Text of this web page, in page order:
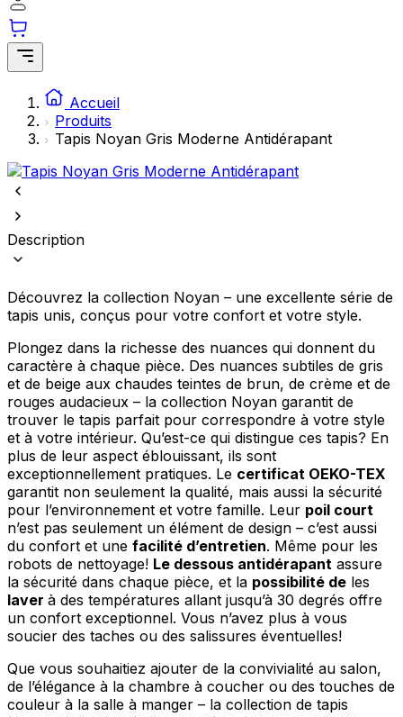
Accueil
Produits
Tapis Noyan Gris Moderne Antidérapant
Description
Découvrez la collection Noyan – une excellente série de
tapis unis, conçus pour votre confort et votre style.
Plongez dans la richesse des nuances qui donnent du
caractère à chaque pièce. Des nuances subtiles de gris
et de beige aux chaudes teintes de brun, de crème et de
rouges audacieux – la collection Noyan garantit de
trouver le tapis parfait pour correspondre à votre style
et à votre intérieur. Qu’est-ce qui distingue ces tapis? En
plus de leur aspect éblouissant, ils sont
exceptionnellement pratiques. Le certificat OEKO-TEX
garantit non seulement la qualité, mais aussi la sécurité
pour l’environnement et votre famille. Leur poil court
n’est pas seulement un élément de design – c’est aussi
du confort et une facilité d’entretien. Même pour les
robots de nettoyage! Le dessous antidérapant assure
la sécurité dans chaque pièce, et la possibilité de les
laver à des températures allant jusqu’à 30 degrés offre
un confort exceptionnel. Vous n’avez plus à vous
soucier des taches ou des salissures éventuelles!
Que vous souhaitiez ajouter de la convivialité au salon,
de l’élégance à la chambre à coucher ou des touches de
couleur à la salle à manger – la collection de tapis
comme votre langue préférée ou la région dans laquelle vous vous
trouvez.
Statistiques
Les cookies statistiques aident les propriétaires de sites web à
comprendre comment les visiteurs interagissent avec les sites en
collectant et en rapportant des informations de manière anonyme.
Marketing
engageantes pour l'utilisateur individuel et, par conséquent, plus
précieuses pour les éditeurs et les annonceurs tiers.
Non classés
classification, en collaboration avec les fournisseurs de cookies
individuels.
Rejeter
Enregistrer mes préférences
Accepter tout